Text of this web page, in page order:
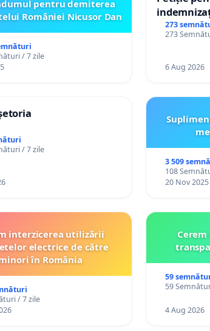
pentru demiterea
României Nicusor Dan
/ 7 zile
de bază
de
273
273
6 Aug 2026
/ 7 zile
3 509
108
20 Nov 2025
interzicerea utilizării
electrice de către
în România
/ 7 zile
59
59
4 Aug 2026